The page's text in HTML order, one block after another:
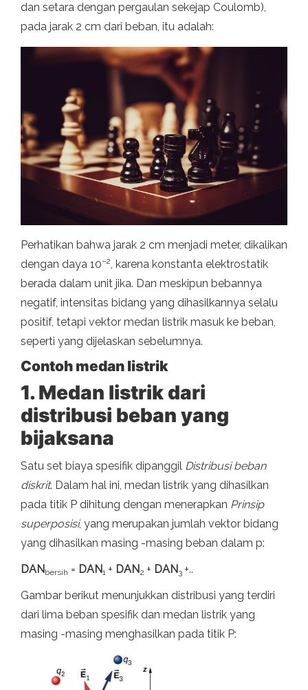
dan setara dengan pergaulan sekejap Coulomb),
pada jarak 2 cm dari beban, itu adalah:
Perhatikan bahwa jarak 2 cm menjadi meter, dikalikan
dengan daya 10−2, karena konstanta elektrostatik
berada dalam unit jika. Dan meskipun bebannya
negatif, intensitas bidang yang dihasilkannya selalu
positif, tetapi vektor medan listrik masuk ke beban,
seperti yang dijelaskan sebelumnya.
Contoh medan listrik
1. Medan listrik dari
distribusi beban yang
bijaksana
Satu set biaya spesifik dipanggil Distribusi beban
diskrit. Dalam hal ini, medan listrik yang dihasilkan
pada titik P dihitung dengan menerapkan Prinsip
superposisi, yang merupakan jumlah vektor bidang
yang dihasilkan masing -masing beban dalam p:
DANbersih = DAN1 + DAN2 + DAN3 +..
Gambar berikut menunjukkan distribusi yang terdiri
dari lima beban spesifik dan medan listrik yang
masing -masing menghasilkan pada titik P: